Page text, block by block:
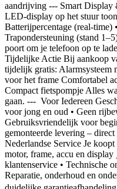
aandrijving --- Smart
LED-display op het stuur
Batterijpercentage (real-time)
Trapondersteuning (stand
poort om je telefoon op te
Tijdelijke Actie Bij aankoop
tijdelijk gratis: Alarmsysteem
voor het frame Comfortabel
Compact fietspompje Alles
gaan. --- ‍‍ Voor Iedereen
voor jong en oud • Geen
Gebruiksvriendelijk voor
gemonteerde levering –
Nederlandse Service Je
motor, frame, accu en
klantenservice • Technische
Reparatie, onderhoud en